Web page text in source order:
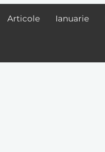
Articole Ianuarie